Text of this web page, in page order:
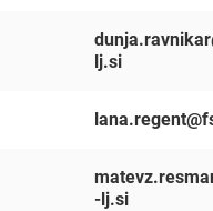
lj.si
-lj.si